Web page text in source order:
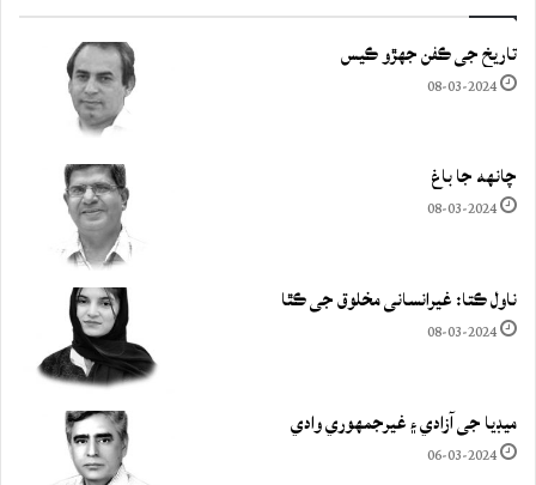
تاريخ جي ڪفن جھڙو ڪيس
08-03-2024
چانهه جا باغ
08-03-2024
ناول ڪتا: غيرانساني مخلوق جي ڪٿا
08-03-2024
ميڊيا جي آزادي ۽ غيرجمھوري وادي
06-03-2024